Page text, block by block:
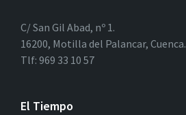
C/ San Gil Abad, nº 1.
16200, Motilla del Palancar, Cuenca.
Tlf: 969 33 10 57
El Tiempo